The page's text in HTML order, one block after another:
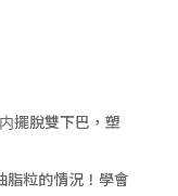
擺脫雙下巴，塑
脂粒的情況！學會